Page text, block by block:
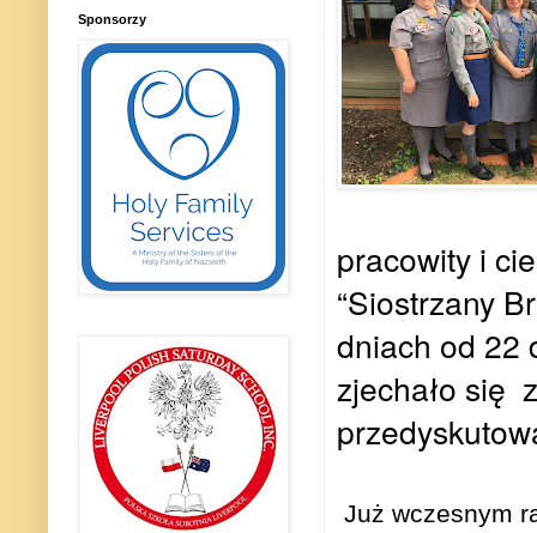
pracowity i
“Siostrzany
dniach od 22
zjechało się
Już wczesnym
Sponsorzy